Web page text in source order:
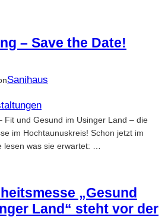
– Save the Date!
Sanihaus
Fit und Gesund im Usinger Land – die
im Hochtaunuskreis! Schon jetzt im
lesen was sie erwartet: …
„Gesund
Land“ steht vor der